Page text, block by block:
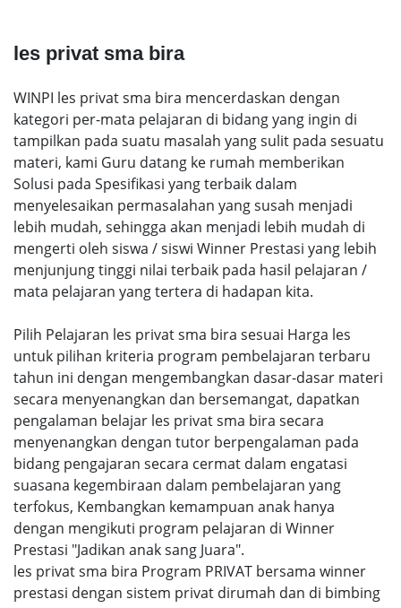
les privat sma bira
WINPI les privat sma bira mencerdaskan dengan
kategori per-mata pelajaran di bidang yang ingin di
tampilkan pada suatu masalah yang sulit pada sesuatu
materi, kami Guru datang ke rumah memberikan
Solusi pada Spesifikasi yang terbaik dalam
menyelesaikan permasalahan yang susah menjadi
lebih mudah, sehingga akan menjadi lebih mudah di
mengerti oleh siswa / siswi Winner Prestasi yang lebih
menjunjung tinggi nilai terbaik pada hasil pelajaran /
mata pelajaran yang tertera di hadapan kita.
Pilih Pelajaran les privat sma bira sesuai Harga les
untuk pilihan kriteria program pembelajaran terbaru
tahun ini dengan mengembangkan dasar-dasar materi
secara menyenangkan dan bersemangat, dapatkan
pengalaman belajar les privat sma bira secara
menyenangkan dengan tutor berpengalaman pada
bidang pengajaran secara cermat dalam engatasi
suasana kegembiraan dalam pembelajaran yang
terfokus, Kembangkan kemampuan anak hanya
dengan mengikuti program pelajaran di Winner
Prestasi "Jadikan anak sang Juara".
les privat sma bira Program PRIVAT bersama winner
prestasi dengan sistem privat dirumah dan di bimbing